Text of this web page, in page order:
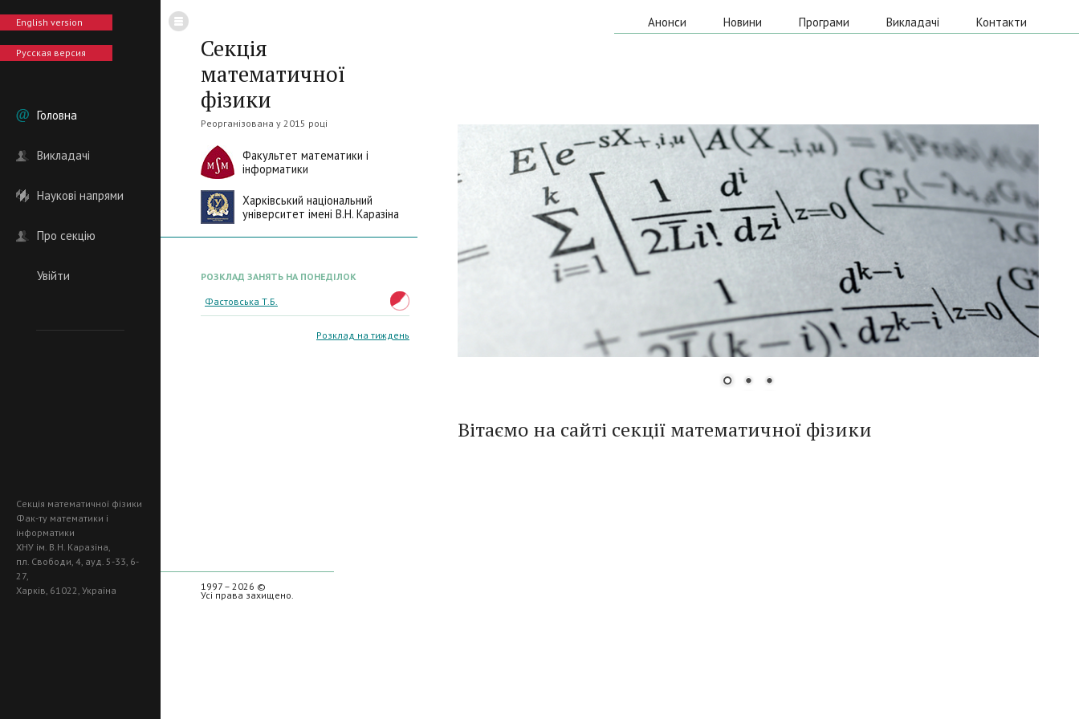
English version
Русская версия
Головна
Викладачі
Наукові напрями
Про секцію
Увійти
Секція
математичної
фізики
Реорганізована у 2015 році
Факультет математики i
інформатики
Харківський національний
університет імені В.Н. Каразіна
РОЗКЛАД ЗАНЯТЬ НА ПОНЕДІЛОК
Фастовська Т.Б.
Розклад на тиждень
Анонси Новини Програми Викладачі Контакти
Вітаємо на сайті секції математичної фізики
Секція математичної фізики
Фак-ту математики і
інформатики
ХНУ ім. В.Н. Каразіна,
пл. Свободи, 4, ауд. 5-33, 6-
27,
Харків, 61022, Україна
1997 – 2026 ©
Усі права захищено.